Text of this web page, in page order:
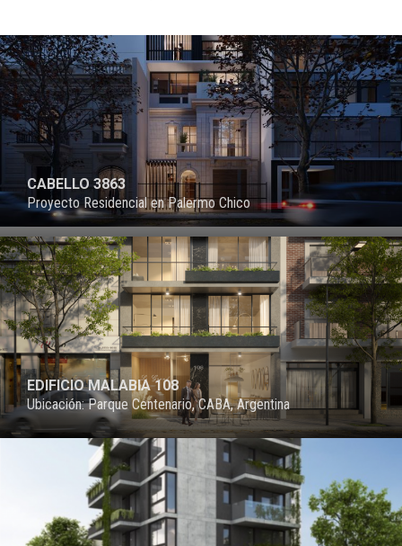
CABELLO 3863
Proyecto Residencial en Palermo Chico
PROYECTO
EDIFICIO MALABIA 108
Ubicación: Parque Centenario, CABA, Argentina
PROYECTO